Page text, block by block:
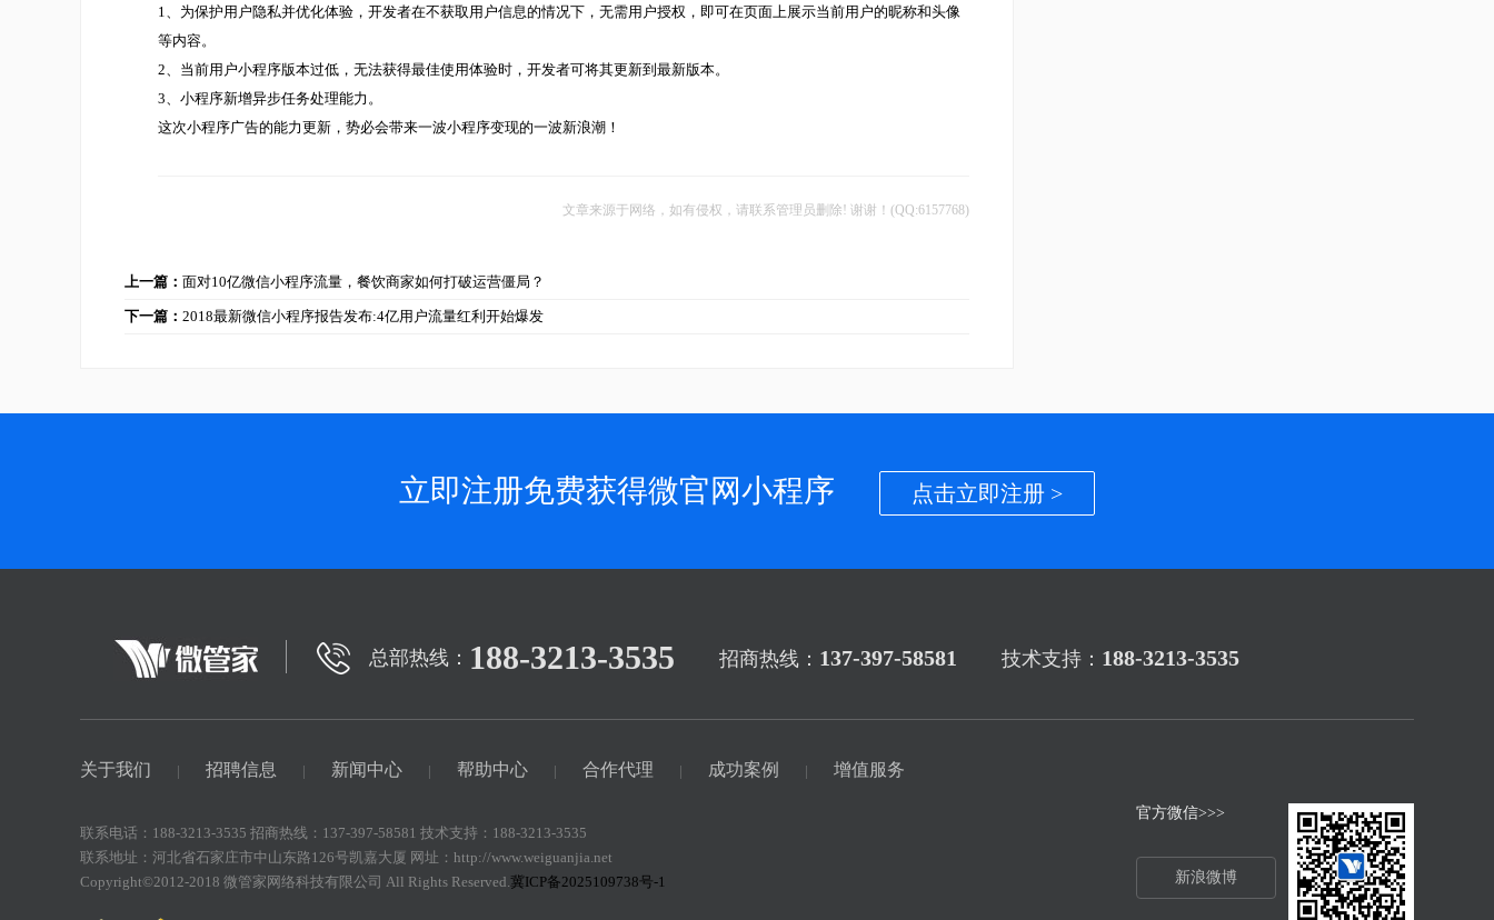
1、为保护用户隐私并优化体验，开发者在不获取用户信息的情况下，无需用户授权，即可在页面上展示当前用户的昵称和头像
等内容。
2、当前用户小程序版本过低，无法获得最佳使用体验时，开发者可将其更新到最新版本。
3、小程序新增异步任务处理能力。
这次小程序广告的能力更新，势必会带来一波小程序变现的一波新浪潮！
文章来源于网络，如有侵权，请联系管理员删除! 谢谢！(QQ:6157768)
上一篇： 面对10亿微信小程序流量，餐饮商家如何打破运营僵局？
下一篇： 2018最新微信小程序报告发布:4亿用户流量红利开始爆发
立即注册免费获得微官网小程序 点击立即注册 >
188-3213-3535
总部热线： 招商热线： 137-397-58581 技术支持： 188-3213-3535
关于我们 | 招聘信息 | 新闻中心 | 帮助中心 | 合作代理 | 成功案例 | 增值服务
联系电话：188-3213-3535 招商热线：137-397-58581 技术支持：188-3213-3535
联系地址：河北省石家庄市中山东路126号凯嘉大厦 网址：http://www.weiguanjia.net
Copyright©2012-2018 微管家网络科技有限公司 All Rights Reserved.冀ICP备2025109738号-1
官方微信>>>
新浪微博